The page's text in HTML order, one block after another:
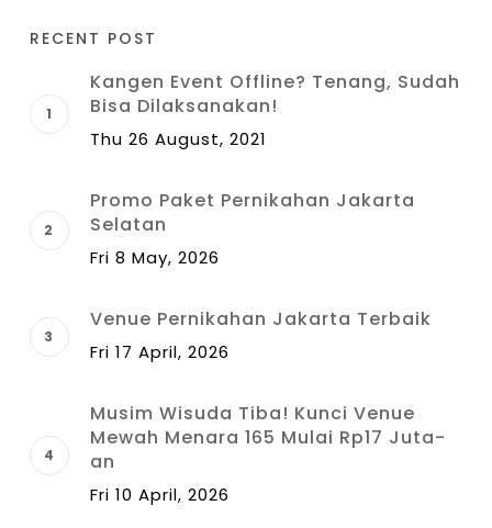
RECENT POST
Kangen Event Offline? Tenang, Sudah
Bisa Dilaksanakan!
Thu 26 August, 2021
Promo Paket Pernikahan Jakarta
Selatan
Fri 8 May, 2026
Venue Pernikahan Jakarta Terbaik
Fri 17 April, 2026
Musim Wisuda Tiba! Kunci Venue
Mewah Menara 165 Mulai Rp17 Juta-
an
Fri 10 April, 2026